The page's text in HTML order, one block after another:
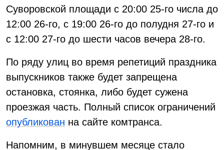
Суворовской площади с 20:00 25-го числа до
12:00 26-го, с 19:00 26-го до полудня 27-го и
с 12:00 27-го до шести часов вечера 28-го.
По ряду улиц во время репетиций праздника
выпускников также будет запрещена
остановка, стоянка, либо будет сужена
проезжая часть. Полный список ограничений
опубликован на сайте комтранса.
Напомним, в минувшем месяце стало